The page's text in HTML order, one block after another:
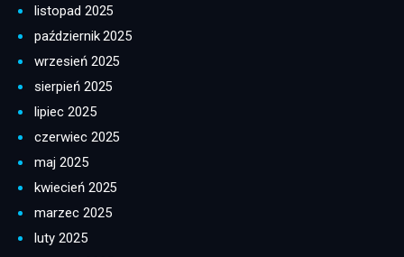
listopad 2025
październik 2025
wrzesień 2025
sierpień 2025
lipiec 2025
czerwiec 2025
maj 2025
kwiecień 2025
marzec 2025
luty 2025